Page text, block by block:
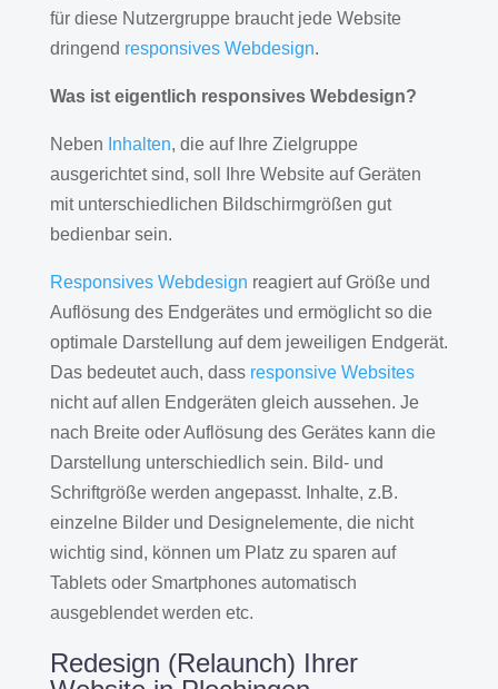
für diese Nutzergruppe braucht jede Website
dringend responsives Webdesign.
Was ist eigentlich responsives Webdesign?
Neben Inhalten, die auf Ihre Zielgruppe
ausgerichtet sind, soll Ihre Website auf Geräten
mit unterschiedlichen Bildschirmgrößen gut
bedienbar sein.
Responsives Webdesign reagiert auf Größe und
Auflösung des Endgerätes und ermöglicht so die
optimale Darstellung auf dem jeweiligen Endgerät.
Das bedeutet auch, dass responsive Websites
nicht auf allen Endgeräten gleich aussehen. Je
nach Breite oder Auflösung des Gerätes kann die
Darstellung unterschiedlich sein. Bild- und
Schriftgröße werden angepasst. Inhalte, z.B.
einzelne Bilder und Designelemente, die nicht
wichtig sind, können um Platz zu sparen auf
Tablets oder Smartphones automatisch
ausgeblendet werden etc.
Redesign (Relaunch) Ihrer